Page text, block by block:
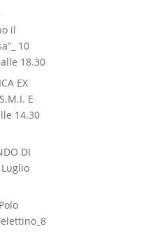
il
10
18.30
EX
E
14.30
DI
Luglio